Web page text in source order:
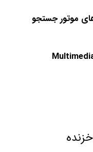
موتور جستجو